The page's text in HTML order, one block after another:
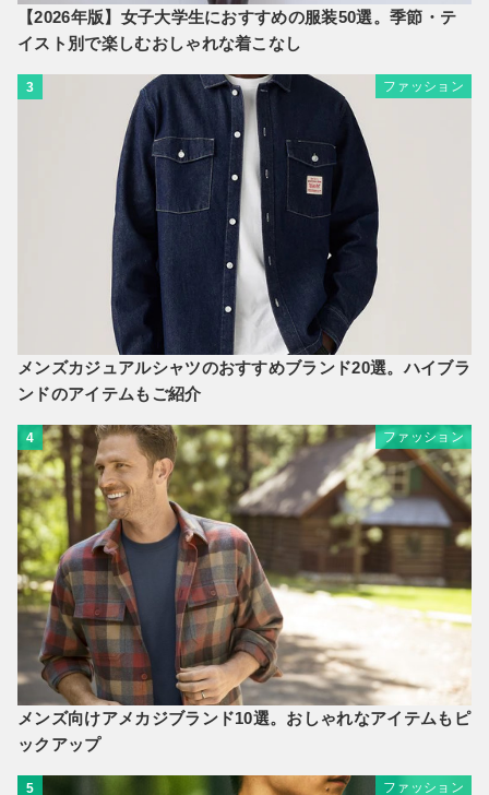
【2026年版】女子大学生におすすめの服装50選。季節・テ
イスト別で楽しむおしゃれな着こなし
3 ファッション
メンズカジュアルシャツのおすすめブランド20選。ハイブラ
ンドのアイテムもご紹介
4 ファッション
メンズ向けアメカジブランド10選。おしゃれなアイテムもピ
ックアップ
5 ファッション